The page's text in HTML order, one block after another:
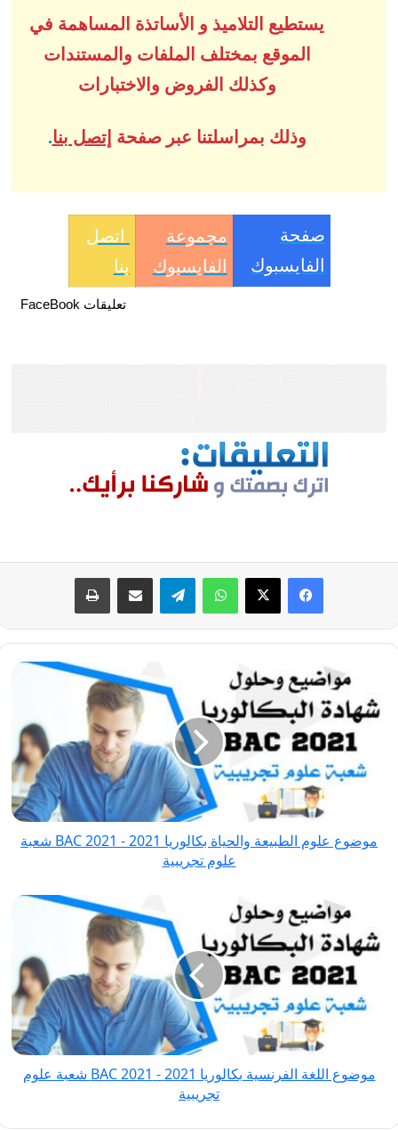
يستطيع التلاميذ و الأساتذة المساهمة في
الموقع بمختلف الملفات والمستندات
وكذلك الفروض والاختبارات
وذلك بمراسلتنا عبر صفحة إتصل بنا.
صفحة
الفايسبوك
مجموعة
الفايسبوك
اتصل
بنا
تعليقات FaceBook
فيسبوك
‫X واتسابتيلقراممشاركة عبر البريد طباعة
موضوع
الطبيعة
والحياة
بكالوريا
2021
2021 شعبة
موضوع علوم الطبيعة والحياة بكالوريا 2021 - BAC 2021 شعبة
علوم تجريبية
موضوع
الفرنسية
بكالوريا
2021
2021 شعبة
علوم
موضوع اللغة الفرنسية بكالوريا 2021 - BAC 2021 شعبة علوم
تجريبية